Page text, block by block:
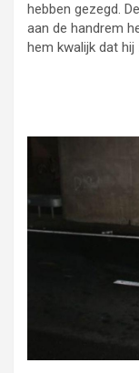
hebben gezegd.
aan de handrem
hem kwalijk dat